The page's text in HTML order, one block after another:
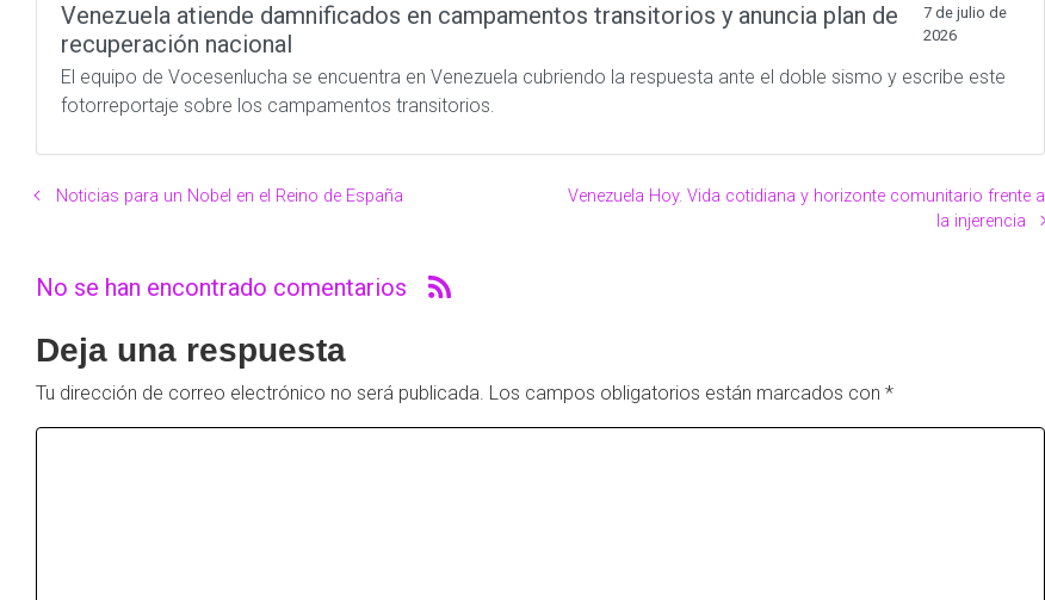
​Venezuela atiende damnificados en campamentos transitorios y anuncia plan de
recuperación nacional
7 de julio de
2026
El equipo de Vocesenlucha se encuentra en Venezuela cubriendo la respuesta ante el doble sismo y escribe este
fotorreportaje sobre los campamentos transitorios.
Noticias para un Nobel en el Reino de España
Venezuela Hoy. Vida cotidiana y horizonte comunitario frente a
la injerencia
No se han encontrado comentarios
Deja una respuesta
Tu dirección de correo electrónico no será publicada. Los campos obligatorios están marcados con *